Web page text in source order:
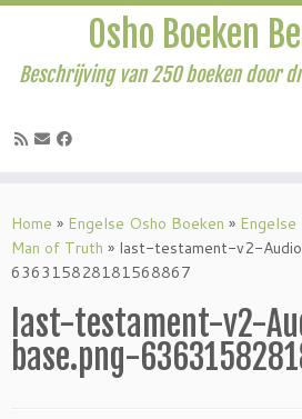
naar
inhoud
Osho Boeken
Beschrijving van 250 boeken door
Home » Engelse Osho Boeken »
Man of Truth » last-testament-v2-
636315828181568867
last-testament-v2-
base.png-